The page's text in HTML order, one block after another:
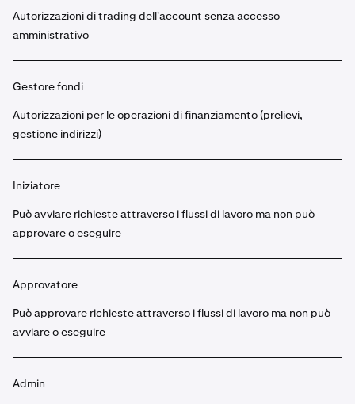
Autorizzazioni di trading dell'account senza accesso
amministrativo
Gestore fondi
Autorizzazioni per le operazioni di finanziamento (prelievi,
gestione indirizzi)
Iniziatore
Può avviare richieste attraverso i flussi di lavoro ma non può
approvare o eseguire
Approvatore
Può approvare richieste attraverso i flussi di lavoro ma non può
avviare o eseguire
Admin